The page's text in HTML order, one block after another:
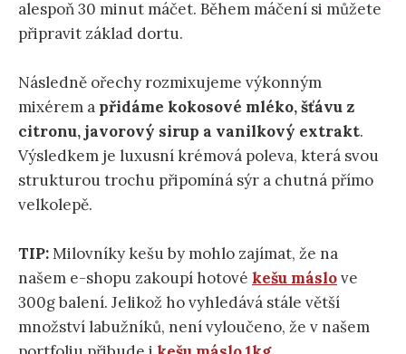
alespoň 30 minut máčet. Během máčení si můžete
připravit základ dortu.
Následně ořechy rozmixujeme výkonným
mixérem a přidáme kokosové mléko, šťávu z
citronu, javorový sirup a vanilkový extrakt.
Výsledkem je luxusní krémová poleva, která svou
strukturou trochu připomíná sýr a chutná přímo
velkolepě.
TIP:Milovníky kešu by mohlo zajímat, že na
našem e-shopu zakoupí hotové kešu máslove
300g balení. Jelikož ho vyhledává stále větší
množství labužníků, není vyloučeno, že v našem